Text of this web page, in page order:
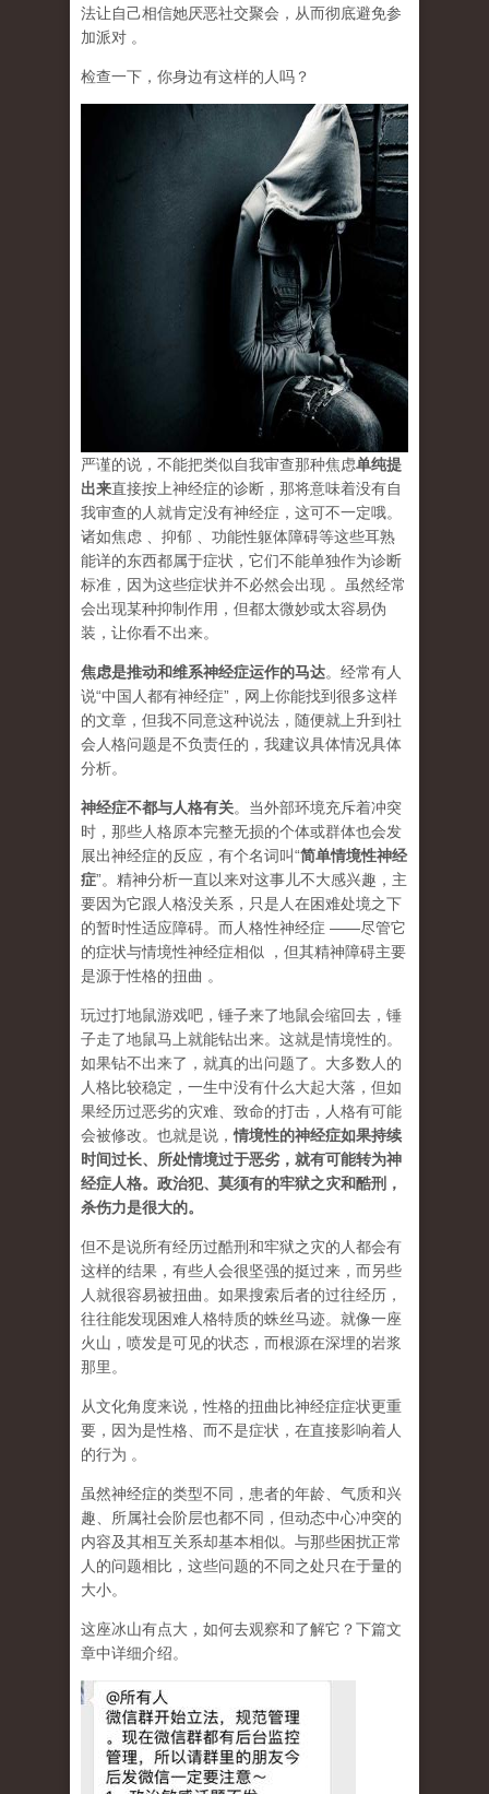
法让自己相信她厌恶社交聚会，从而彻底避免参
加派对 。
检查一下，你身边有这样的人吗？
严谨的说，不能把类似自我审查那种焦虑单纯提
出来直接按上神经症的诊断，那将意味着没有自
我审查的人就肯定没有神经症，这可不一定哦。
诸如焦虑 、抑郁 、功能性躯体障碍等这些耳熟
能详的东西都属于症状 ，它们不能单独作为诊断
标准，因为这些症状并不必然会出现 。虽然经常
会出现某种抑制作用，但都太微妙或太容易伪
装，让你看不出来。
焦虑是推动和维系神经症运作的马达。经常有人
说“中国人都有神经症”，网上你能找到很多这样
的文章，但我不同意这种说法，随便就上升到社
会人格问题是不负责任的，我建议具体情况具体
分析。
神经症不都与人格有关。当外部环境充斥着冲突
时，那些人格原本完整无损的个体或群体也会发
展出神经症的反应，有个名词叫“简单情境性神经
症”。精神分析一直以来对这事儿不大感兴趣，主
要因为它跟人格没关系，只是人在困难处境之下
的暂时性适应障碍。而人格性神经症 ——尽管它
的症状与情境性神经症相似 ，但其精神障碍主要
是源于性格的扭曲 。
玩过打地鼠游戏吧，锤子来了地鼠会缩回去，锤
子走了地鼠马上就能钻出来。这就是情境性的。
如果钻不出来了，就真的出问题了。大多数人的
人格比较稳定，一生中没有什么大起大落，但如
果经历过恶劣的灾难、致命的打击，人格有可能
会被修改。也就是说，情境性的神经症如果持续
时间过长、所处情境过于恶劣，就有可能转为神
经症人格。政治犯、莫须有的牢狱之灾和酷刑，
杀伤力是很大的。
但不是说所有经历过酷刑和牢狱之灾的人都会有
这样的结果，有些人会很坚强的挺过来，而另些
人就很容易被扭曲。如果搜索后者的过往经历，
往往能发现困难人格特质的蛛丝马迹。就像一座
火山，喷发是可见的状态，而根源在深埋的岩浆
那里。
从文化角度来说，性格的扭曲比神经症症状更重
要，因为是性格、而不是症状，在直接影响着人
的行为 。
虽然神经症的类型不同，患者的年龄、气质和兴
趣、所属社会阶层也都不同，但动态中心冲突的
内容及其相互关系却基本相似。与那些困扰正常
人的问题相比，这些问题的不同之处只在于量的
大小。
这座冰山有点大，如何去观察和了解它？下篇文
章中详细介绍。